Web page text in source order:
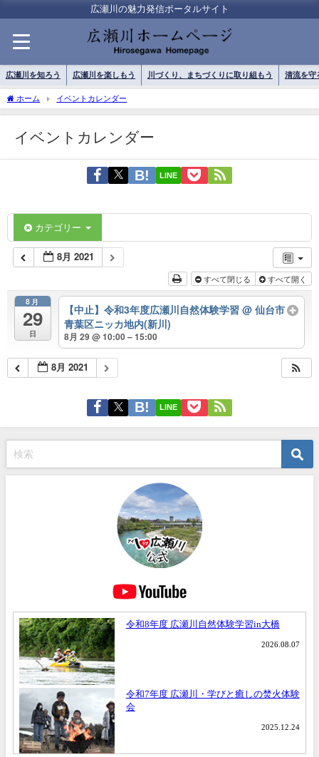
広瀬川の魅力発信ポータルサイト
広瀬川を知ろう 広瀬川を楽しもう 川づくり、まちづくりに取り組もう 清流を守
ホーム イベントカレンダー
イベントカレンダー
LINE
カテゴリー
8月 2021
すべて閉じる すべて開く
8月
29
日
【中止】令和3年度広瀬川自然体験学習@ 仙台市
青葉区ニッカ地内(新川)
8月 29 @ 10:00 – 15:00
8月 2021
LINE